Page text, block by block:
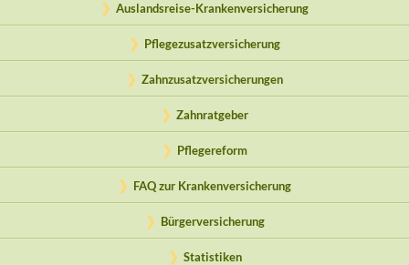
Auslandsreise-Krankenversicherung
Pflegezusatzversicherung
Zahnzusatzversicherungen
Zahnratgeber
Pflegereform
FAQ zur Krankenversicherung
Bürgerversicherung
Statistiken